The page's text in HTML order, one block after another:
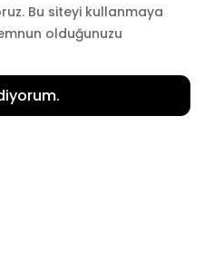
Bu siteyi kullanmaya
olduğunuzu